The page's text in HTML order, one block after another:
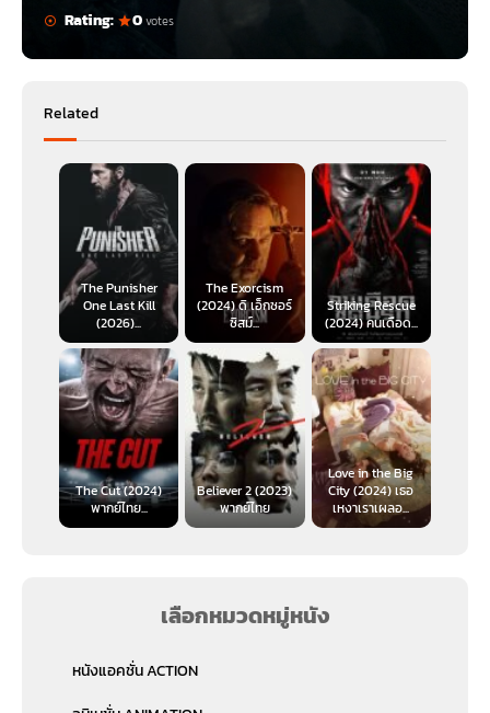
Rating:
0votes
Related
The Punisher
One Last Kill
(2026)...
The Exorcism
(2024) ดิ เอ็กซอร์
ซิสม์...
Striking Rescue
(2024) คนเดือด​...
The Cut (2024)
พากย์ไทย...
Believer 2 (2023)
พากย์ไทย
Love in the Big
City (2024) เธอ
เหงาเราเผลอ...
เลือกหมวดหมู่หนัง
หนังแอคชั่น ACTION